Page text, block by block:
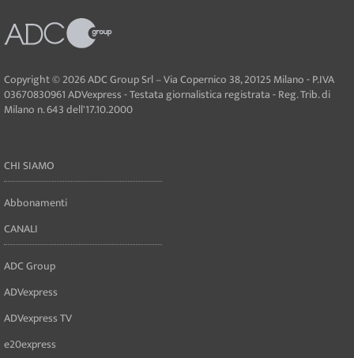
Copyright © 2026 ADC Group Srl – Via Copernico 38, 20125 Milano - P.IVA
03670830961 ADVexpress - Testata giornalistica registrata - Reg. Trib. di
Milano n. 643 dell'17.10.2000
CHI SIAMO
Abbonamenti
CANALI
ADC Group
ADVexpress
ADVexpress TV
e20express